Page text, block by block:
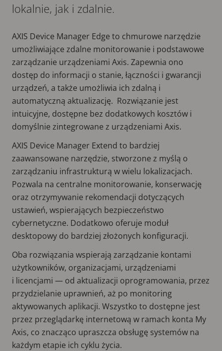
lokalnie, jak i zdalnie.
AXIS Device Manager Edge to chmurowe narzędzie
umożliwiające zdalne monitorowanie i podstawowe
zarządzanie urządzeniami Axis. Zapewnia ono
dostęp do informacji o stanie, łączności i gwarancji
urządzeń, a także umożliwia ich zdalną i
automatyczną aktualizację. Rozwiązanie jest
intuicyjne, dostępne bez dodatkowych kosztów i
domyślnie zintegrowane z urządzeniami Axis.
AXIS Device Manager Extend to bardziej
zaawansowane narzędzie, stworzone z myślą o
zarządzaniu infrastrukturą w wielu lokalizacjach.
Pozwala na centralne monitorowanie, konserwację
oraz otrzymywanie rekomendacji dotyczących
ustawień, wspierających bezpieczeństwo
cybernetyczne. Dodatkowo oferuje moduł
desktopowy do bardziej złożonych konfiguracji.
Oba rozwiązania wspierają zarządzanie kontami
użytkowników, organizacjami, urządzeniami
i licencjami — od aktualizacji oprogramowania, przez
przydzielanie uprawnień, aż po monitoring
aktywowanych aplikacji. Wszystko to dostępne jest
przez przeglądarkę internetową w ramach konta My
Axis, co znacząco upraszcza obsługę systemów na
każdym etapie ich cyklu życia.